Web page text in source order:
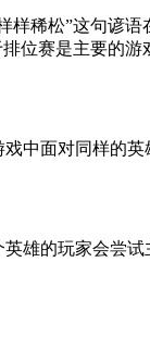
稀松”这句谚
位赛是主要的
中面对同样的
雄的玩家会尝